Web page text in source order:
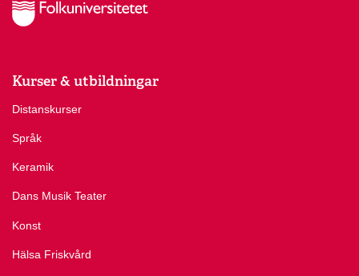
Kurser & utbildningar
Distanskurser
Språk
Keramik
Dans Musik Teater
Konst
Hälsa Friskvård